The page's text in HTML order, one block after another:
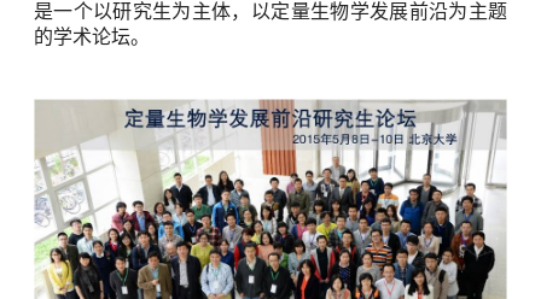
是一个以研究生为主体，以定量生物学发展前沿为主题
的学术论坛。